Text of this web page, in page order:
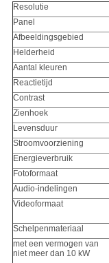
Resolutie
Panel
Afbeeldingsgebied
Helderheid
Aantal kleuren
Reactietijd
Contrast
Zienhoek
Levensduur
Stroomvoorziening
Energieverbruik
Fotoformaat
Audio-indelingen
Videoformaat
Schelpenmateriaal
met een vermogen van
niet meer dan 10 kW